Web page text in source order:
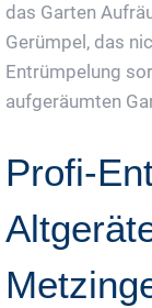
das Garten
Gerümpel, das
Entrümpelung
aufgeräumten
Profi-